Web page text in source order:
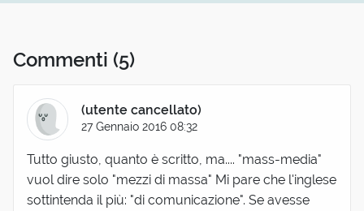
Commenti (5)
(utente cancellato)
27 Gennaio 2016 08:32
Tutto giusto, quanto è scritto, ma.... "mass-media"
vuol dire solo "mezzi di massa" Mi pare che l'inglese
sottintenda il più: "di comunicazione". Se avesse